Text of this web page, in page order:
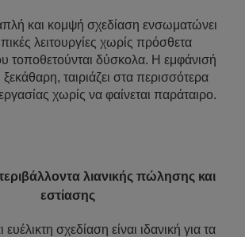
και κομψή σχεδίαση ενσωματώνει
λειτουργίες χωρίς πρόσθετα
τοποθετούνται δύσκολα. Η εμφάνισή
ταιριάζει στα περισσότερα
χωρίς να φαίνεται παράταιρο.
λιανικής πώλησης και
εστίασης
σχεδίαση είναι ιδανική για τα